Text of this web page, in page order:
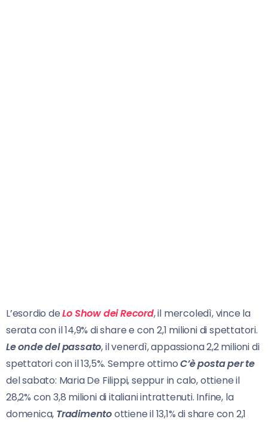
L’esordio deLo Show dei Record, il mercoledì, vince la
serata con il 14,9% di share e con 2,1 milioni di spettatori.
Le onde del passato, il venerdì, appassiona 2,2 milioni di
spettatori con il 13,5%. Sempre ottimoC’è posta per te
del sabato: Maria De Filippi, seppur in calo, ottiene il
28,2% con 3,8 milioni di italiani intrattenuti. Infine, la
domenica, Tradimentoottiene il 13,1% di share con 2,1